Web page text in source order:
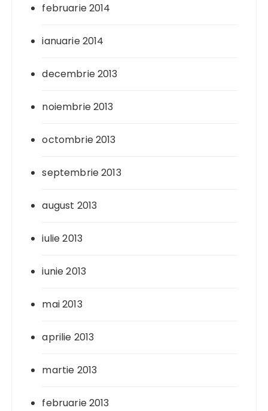
februarie 2014
ianuarie 2014
decembrie 2013
noiembrie 2013
octombrie 2013
septembrie 2013
august 2013
iulie 2013
iunie 2013
mai 2013
aprilie 2013
martie 2013
februarie 2013